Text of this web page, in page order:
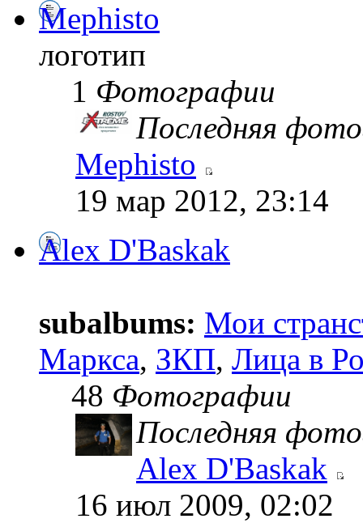
Mephisto
логотип
1 Фотографии
Последняя
Mephisto
19 мар 2012, 23:14
Alex D'Baskak
subalbums: Мои
Маркса, ЗКП, Лица в
48 Фотографии
Последняя
Alex D'Baskak
16 июл 2009, 02:02